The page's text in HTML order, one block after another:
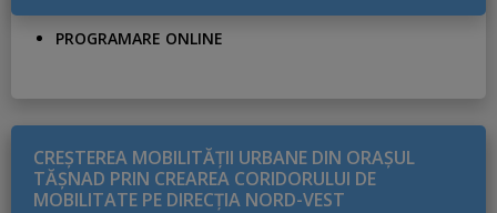
PROGRAMARE ONLINE
CREŞTEREA MOBILITĂŢII URBANE DIN ORAŞUL
TĂŞNAD PRIN CREAREA CORIDORULUI DE
MOBILITATE PE DIRECŢIA NORD-VEST